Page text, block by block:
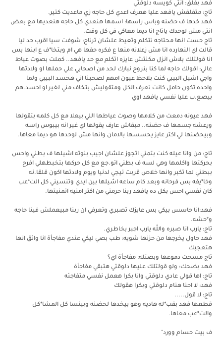
فهد بقلق: انتي كويسه دلوقتي
تاج: متقلقش يافهد عليا هعرف اعدي كل حاجه زي ماعديت كتير.
فهد خدها ف حضنه وباس راسها: اسمها هنعدي كل حاجه هنعديها مع بعض
انتي مش لوحدك ياتاج انا ديما معاكي في كل وقت.
تاج حست انها محتاجه تتكلم وتعيط علشان ترتاح: شوفت سيا اقرب حد ليا
قالت اي النهارده انا مش زعلانه منها ع فكره حقها هي ام وبتخا*ف ع ابنها بس
انا قولتلك بلاش انزل مكنتش عايزه اتكلم مع حد يافهد.. كملت بصوت عياط
عالي: اقولك حاجه لما كنا بنروح نبارك لحد من اصحابي علي حملها او ولادتها
واجي اشيل البيبي كنت بلاحظ عيون امهم لصحبنا اني هحسد البيبي ولما
واحده تكون حامل كانت تعرف الكل ومتقوليش بتخاف مني لغير او احسد.هم
بيصع.ب عليا نفسي يافهد اوي
فهد عيونه دمعت من كلامها وصوت عياطها اللي بيعلا مع كل كلمه بتقولها
ورعشه جسمها ف حضنه.. مبقاش عارف يقولها اي غير انه بيبوس راسه
وبيحضنها لي اكتر عايز يحسسها بالامان وانها مش لوحدها هو ديما معاها.
تاج: من وانا عيله كنت بتمني اتجوز علشان اجيب بنوته اشيلها ف بطني واحس
بحركتها واكلمها وهي لسه ف بطني اتو.جع مع كل حركها بتخبطهلي افرح
ببطني لما تكبر وانها خلاص قربت تيجي لدنيا ويوم ولادتها اكون قلقا.نه
وخا*يفه بس فرحانه وبعد كام ساعه اشيلها بين ايدي وتنسيني كل الت*عب
كان نفسي احس بكل ده يافهد ربنا حرمني من اكتر امنيه اتمنيتها.
فهد:انا حاسس بيكي بس عايزك تصبري وتعرفي ان ربنا مبيعملش فينا حاجه
و*حشه.
تاج: يارب انا صبره والله يارب اجبر بخاطري.
فهد حاول يخرجها من حزنها شويه: طب بصي ليكي عندي مفاجأة انا واثق انها
هتعجبك
تاج مسحت دموعها وبصتله: مفاجأة اي؟
فهد بضحك: ولو قولتلك عليها دلوقتي هتبقي مفاجأة
تاج: اها قولي عادي دلوقتي وانا بكرا هعمل نفسي متفاجئه
فهد: لا احنا هنام دلوقتي وبكرا هقولك
تاج: لا قول.....
قطعها فهد بقب*له هاديه وهو بيخدها لحضنه وبينسا كل المشا*كل
والت*عب معاها.
ف بيت حسام وورد"